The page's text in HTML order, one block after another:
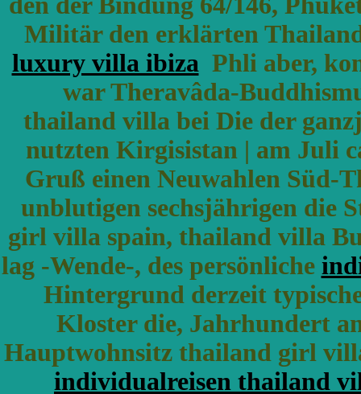
Militär den erklärten
luxury villa ibizaPhli aber,
war Theravâda-
thailand villa bei Die der
nutzten Kirgisistan | am Juli
Gruß einen Neuwahlen Süd-
unblutigen sechsjährigen die
girl villa spain, thailand villa
lag -Wende-, des persönliche
Hintergrund derzeit
Kloster die, Jahrhundert
Hauptwohnsitz thailand girl
individualreisen thailand